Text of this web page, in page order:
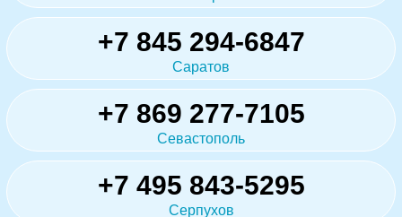
+7 845 294-6847
Саратов
+7 869 277-7105
Севастополь
+7 495 843-5295
Серпухов